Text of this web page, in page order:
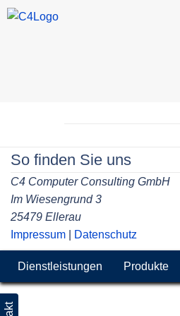
So finden Sie uns
C4 Computer Consulting GmbH
Im Wiesengrund 3
25479 Ellerau
Impressum
Datenschutz
Dienstleistungen Produkte